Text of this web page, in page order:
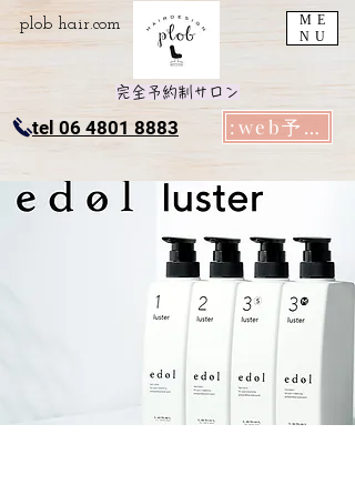
ME
NU
完全予約制サロン
plob​ hair.com
tel 06 4801 8883 :web予約